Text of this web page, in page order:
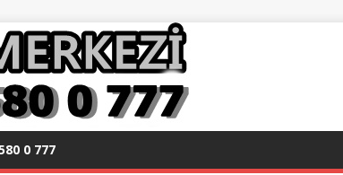
0 777